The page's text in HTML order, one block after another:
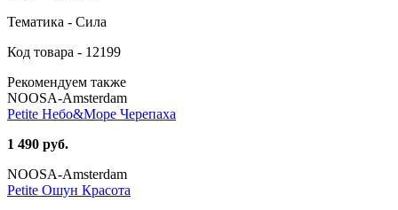
Тематика - Сила
Код товара - 12199
Рекомендуем также
NOOSA-Amsterdam
Petite Небо&Море Черепаха
1 490 руб.
NOOSA-Amsterdam
Petite Ошун Красота